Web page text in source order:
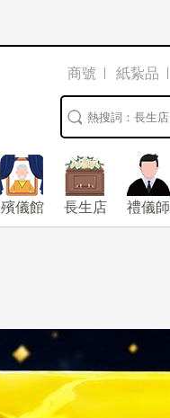
商號 紙紥品
殯儀館 長生店 禮儀師